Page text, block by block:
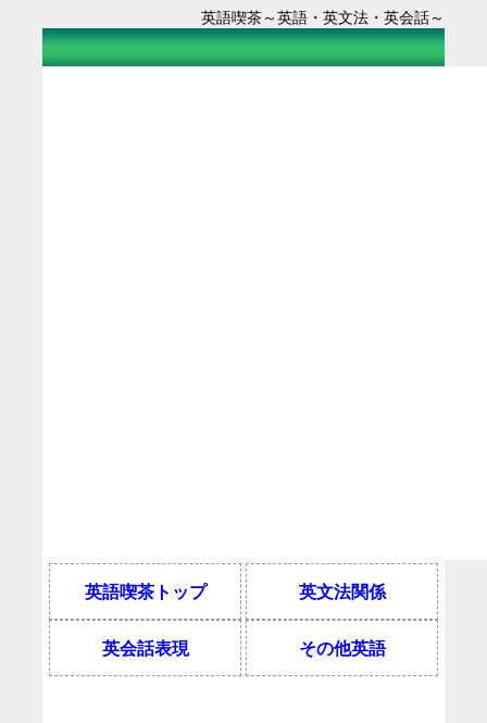
英語喫茶～英語・英文法・英会話～
英語喫茶トップ 英文法関係
英会話表現 その他英語